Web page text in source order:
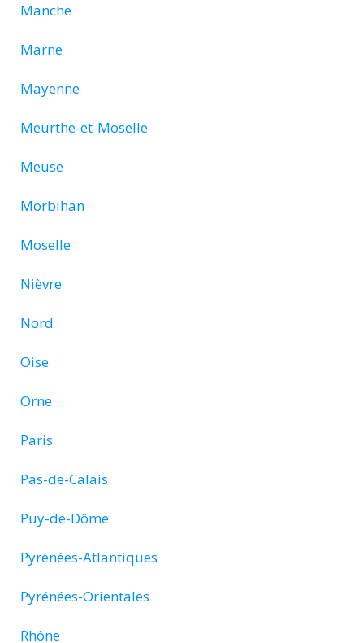
Manche
Marne
Mayenne
Meurthe-et-Moselle
Meuse
Morbihan
Moselle
Nièvre
Nord
Oise
Orne
Paris
Pas-de-Calais
Puy-de-Dôme
Pyrénées-Atlantiques
Pyrénées-Orientales
Rhône